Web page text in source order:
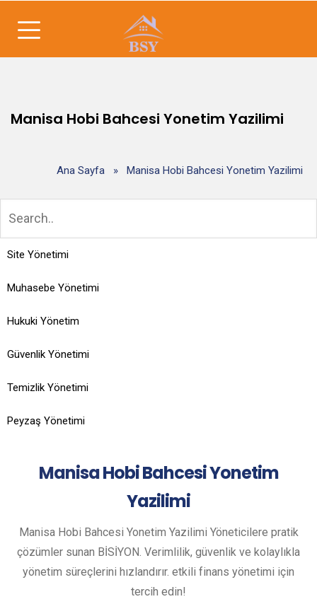
Manisa Hobi Bahcesi Yonetim Yazilimi
Ana Sayfa » Manisa Hobi Bahcesi Yonetim Yazilimi
Site Yönetimi
Muhasebe Yönetimi
Hukuki Yönetim
Güvenlik Yönetimi
Temizlik Yönetimi
Peyzaş Yönetimi
ManisaHobi Bahcesi Yonetim
Yazilimi
Manisa Hobi Bahcesi Yonetim Yazilimi Yöneticilere pratik
çözümler sunan BİSİYON. Verimlilik, güvenlik ve kolaylıkla
yönetim süreçlerini hızlandırır. etkili finans yönetimi için
tercih edin!